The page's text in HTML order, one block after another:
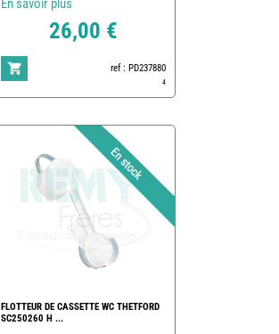
En savoir plus
26,00 €
ref : PD237880
4
FLOTTEUR DE CASSETTE WC THETFORD
SC250260 H ...